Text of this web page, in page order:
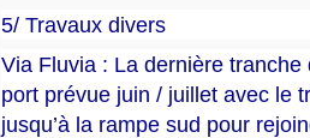
5/ Travaux divers
Via Fluvia : La dernière
port prévue juin / juillet avec le
jusqu’à la rampe sud pour